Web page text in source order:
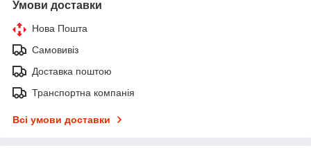
Умови доставки
Нова Пошта
Самовивіз
Доставка поштою
Транспортна компанія
Всі умови доставки